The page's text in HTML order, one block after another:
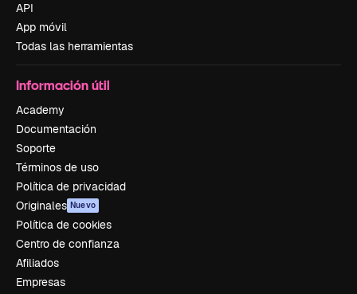
API
App móvil
Todas las herramientas
Información útil
Academy
Documentación
Soporte
Términos de uso
Política de privacidad
Originales Nuevo
Política de cookies
Centro de confianza
Afiliados
Empresas